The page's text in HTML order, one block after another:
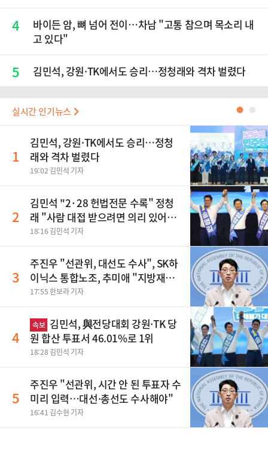
4
바이든 암, 뼈 넘어 전이…차남 "고통 참으며 목소리 내
고 있다"
5 김민석, 강원·TK에서도 승리…정청래와 격차 벌렸다
실시간 인기뉴스 ●
1
김민석, 강원·TK에서도 승리…정청
래와 격차 벌렸다
19:02 김민석 기자
2
김민석 "2·28 헌법전문 수록" 정청
래 "사람 대접 받으려면 의리 있어야"
송영길 "조국혁신당 합당 반대"
18:16 김민석 기자
3
주진우 "선관위, 대선도 수사", SK하
이닉스 통합노조, 추미애 "지방재정
바꿔야", 세제개편 이달 정리 등
17:55 한보라 기자
4
속보 김민석, 與전당대회 강원·TK 당
원 합산 투표서 46.01%로 1위
18:28 김민석 기자
5
주진우 "선관위, 시간 안 된 투표자 수
미리 입력…대선·총선도 수사해야"
16:41 김수현 기자